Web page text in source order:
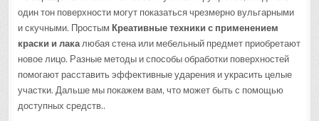
один тон поверхности могут показаться чрезмерно вульгарными
и скучными. Простым Креативные техники с применением
краски и лакалюбая стена или мебельный предмет приобретают
новое лицо. Разные методы и способы обработки поверхностей
помогают расставить эффективные ударения и украсить целые
участки. Дальше мы покажем вам, что может быть с помощью
доступных средств..